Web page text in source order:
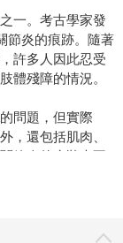
一。考古學家發
節炎的痕跡。隨著
許多人因此忍受
體殘障的情況。
問題，但實際
，還包括肌肉、
節炎的症狀也不
無力、肌肉痙
發燒、貧血、全